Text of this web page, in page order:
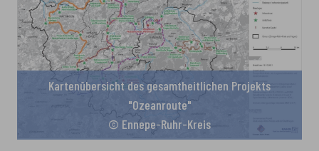
Kartenübersicht des gesamtheitlichen Projekts
"Ozeanroute"
© Ennepe-Ruhr-Kreis